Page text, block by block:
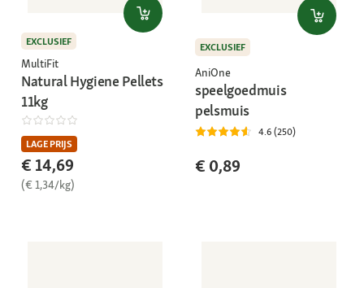
EXCLUSIEF
MultiFit
Natural Hygiene Pellets
11kg
LAGE PRIJS
€ 14,69
(€ 1,34/kg)
EXCLUSIEF
AniOne
speelgoedmuis
pelsmuis
4.6 (250)
€ 0,89